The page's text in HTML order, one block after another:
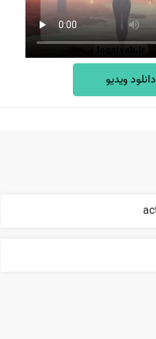
دانلود ویدیو